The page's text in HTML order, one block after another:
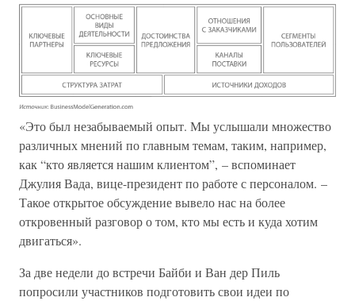
«Это был незабываемый опыт. Мы услышали множество
различных мнений по главным темам, таким, например,
как “кто является нашим клиентом”, – вспоминает
Джулия Вада, вице-президент по работе с персоналом. –
Такое открытое обсуждение вывело нас на более
откровенный разговор о том, кто мы есть и куда хотим
двигаться».
За две недели до встречи Байби и Ван дер Пиль
попросили участников подготовить свои идеи по